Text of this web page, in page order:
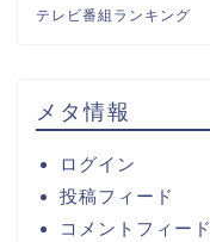
テレビ番組ランキング
メタ情報
ログイン
投稿フィード
コメントフィード